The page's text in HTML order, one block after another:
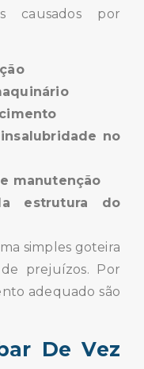
causados por
no
manutenção
estrutura do
simples goteira
prejuízos. Por
adequado são
De Vez